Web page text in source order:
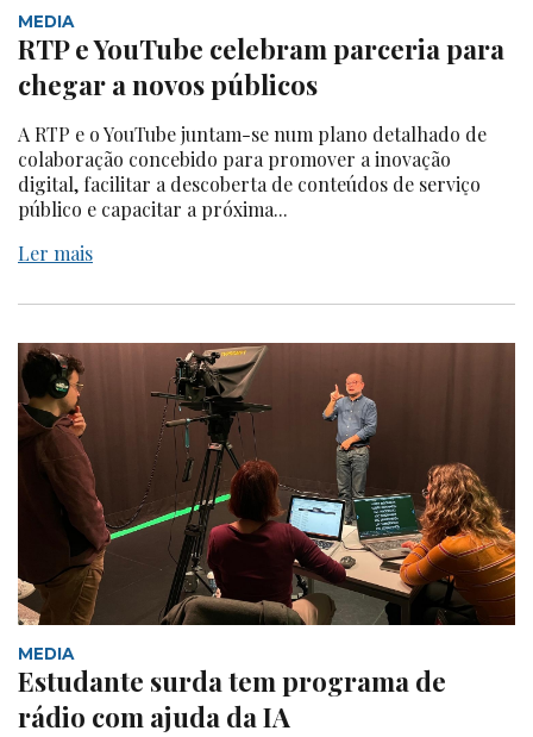
MEDIA
RTP e YouTube celebram parceria para
chegar a novos públicos
A RTP e o YouTube juntam-se num plano detalhado de
colaboração concebido para promover a inovação
digital, facilitar a descoberta de conteúdos de serviço
público e capacitar a próxima...
Ler mais
MEDIA
Estudante surda tem programa de
rádio com ajuda da IA